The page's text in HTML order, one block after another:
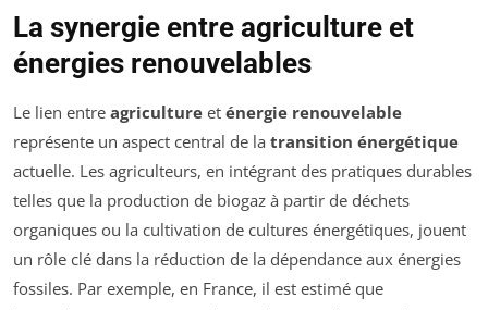
La synergie entre agriculture et
énergies renouvelables
Le lien entre agriculture et énergie renouvelable
représente un aspect central de la transition énergétique
actuelle. Les agriculteurs, en intégrant des pratiques durables
telles que la production de biogaz à partir de déchets
organiques ou la cultivation de cultures énergétiques, jouent
un rôle clé dans la réduction de la dépendance aux énergies
fossiles. Par exemple, en France, il est estimé que